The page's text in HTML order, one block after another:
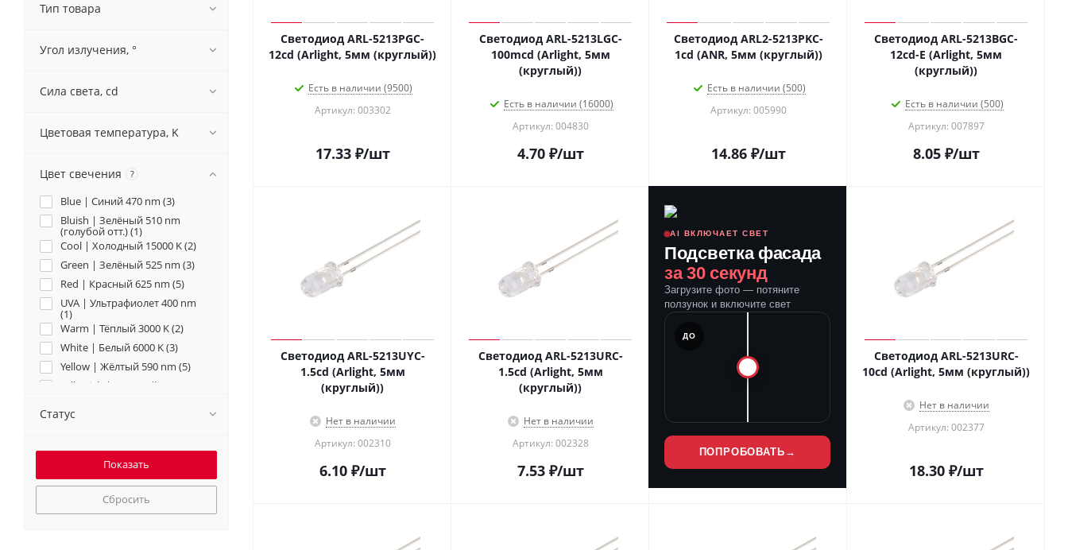
Светодиод ARL-5213PGC-
12cd (Arlight, 5мм (круглый))
Есть в наличии (9500)
Артикул: 003302
17.33₽/шт
Светодиод ARL-5213LGC-
100mcd (Arlight, 5мм
(круглый))
Есть в наличии (16000)
Артикул: 004830
4.70₽/шт
Светодиод ARL2-5213PKC-
1cd (ANR, 5мм (круглый))
Есть в наличии (500)
Артикул: 005990
14.86₽/шт
Светодиод ARL-5213BGC-
12cd-E (Arlight, 5мм
(круглый))
Есть в наличии (500)
Артикул: 007897
8.05₽/шт
Светодиод ARL-5213UYC-
1.5cd (Arlight, 5мм
(круглый))
Нет в наличии
Артикул: 002310
6.10₽/шт
Светодиод ARL-5213URC-
1.5cd (Arlight, 5мм
(круглый))
Нет в наличии
Артикул: 002328
7.53₽/шт
AI ВКЛЮЧАЕТ СВЕТ
Подсветка фасада
за 30 секунд
Загрузите фото — потяните
ползунок и включите свет
ДО
ПОПРОБОВАТЬ →
Светодиод ARL-5213URC-
10cd (Arlight, 5мм (круглый))
Нет в наличии
Артикул: 002377
18.30₽/шт
Тип товара
Угол излучения, °
Сила света, cd
Цветовая температура, K
Цвет свечения ?
Blue | Синий 470 nm (3)
Bluish | Зелёный 510 nm
(голубой отт.) (1)
Cool | Холодный 15000 K (2)
Green | Зелёный 525 nm (3)
Red | Красный 625 nm (5)
UVA | Ультрафиолет 400 nm
(1)
Warm | Тёплый 3000 K (2)
White | Белый 6000 K (3)
Yellow | Жёлтый 590 nm (5)
Yellowish | Зелёный 570 nm
Статус
Сбросить